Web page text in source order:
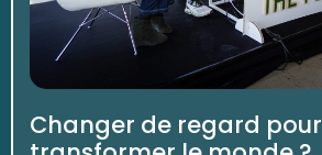
Changer de regard pour